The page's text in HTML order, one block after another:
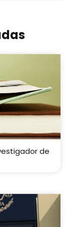
de